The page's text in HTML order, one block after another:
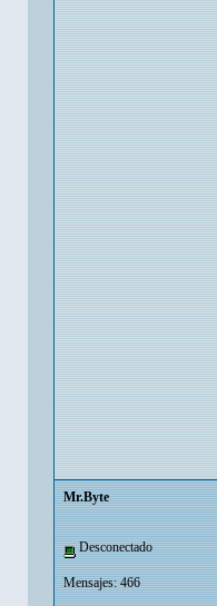
Mr.Byte
Desconectado
Mensajes: 466